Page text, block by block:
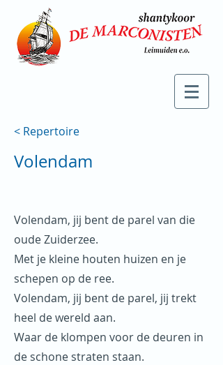
< Repertoire
Volendam
Volendam, jij bent de parel van die
oude Zuiderzee.
Met je kleine houten huizen en je
schepen op de ree.
Volendam, jij bent de parel, jij trekt
heel de wereld aan.
Waar de klompen voor de deuren in
de schone straten staan.